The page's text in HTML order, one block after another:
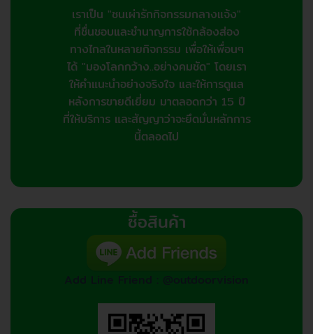
เราเป็น "ชนเผ่ารักกิจกรรมกลางแจ้ง"
ที่ชื่นชอบและชำนาญการใช้กล้องส่อง
ทางไกลในหลายกิจกรรม เพื่อให้เพื่อนๆ
ได้ "มองโลกกว้าง..อย่างคมชัด" โดยเรา
ให้คำแนะนำอย่างจริงใจ และให้การดูแล
หลังการขายดีเยี่ยม มาตลอดกว่า 15 ปี
ที่ให้บริการ และสัญญาว่าจะยึดมั่นหลักการ
นี้ตลอดไป
ซื้อสินค้า
Add Line Friend : @outdoorvision